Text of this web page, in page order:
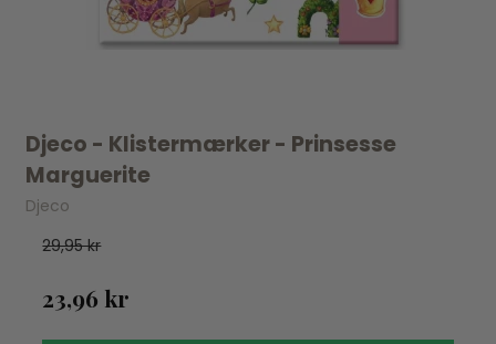
Djeco - Klistermærker - Prinsesse
Marguerite
Djeco
29,95 kr
23,96 kr